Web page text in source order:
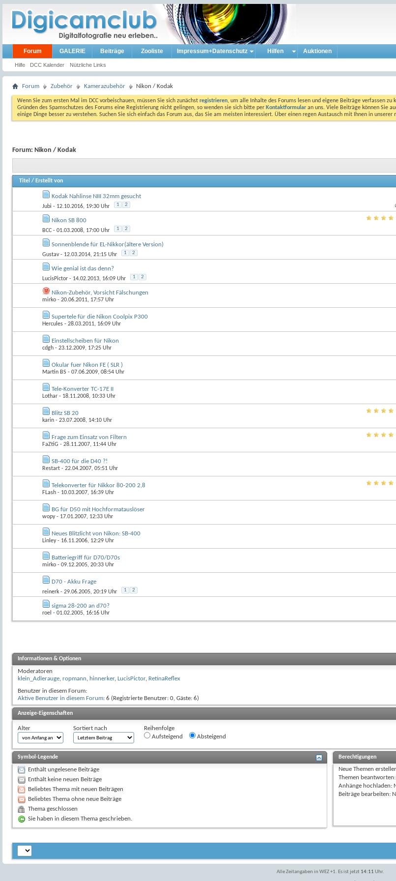
Forum
Hilfe DCC Kalender Nützliche Links
GALERIE Beiträge Zooliste Impressum+Datenschutz Hilfen Auktionen
Forum Zubehör Kamerazubehör Nikon / Kodak
Wenn Sie zum ersten Mal im DCC vorbeischauen, müssen Sie sich zunächst registrieren, um alle Inhalte des Forums lesen und eigene Beiträge verfassen
Gründen des Spamschutzes des Forums eine Registrierung nicht gelingen, so wenden sie sich bitte per Kontaktformular an uns. Viele Beiträge können Sie
einige Dinge besser zu verstehen. Suchen Sie sich einfach das Forum aus, das Sie am meisten interessiert. Über einen regen Austausch mit Ihnen in
Forum: Nikon / Kodak
Titel / Erstellt von
Kodak Nahlinse NIII 32mm gesucht
Jubi - 12.10.2016, 19:30 Uhr 1 2
Nikon SB 800
BCC - 01.03.2008, 17:00 Uhr 1 2
Sonnenblende für EL-Nikkor(ältere Version)
Gustav- 12.03.2014, 21:15 Uhr 1 2
Wie genial ist das denn?
LucisPictor - 14.02.2013, 16:09 Uhr 1 2
Nikon-Zubehör, Vorsicht Fälschungen
mirko - 20.06.2011, 17:57 Uhr
Supertele für die Nikon Coolpix P300
Hercules - 28.03.2011, 16:09 Uhr
Einstellscheiben für Nikon
cdgh - 23.12.2009, 17:25 Uhr
Okular fuer Nikon FE ( SLR )
Martin BS - 07.06.2009, 08:54 Uhr
Tele-Konverter TC-17E II
Lothar - 18.11.2008, 10:33 Uhr
Blitz SB 20
karin - 23.07.2008, 14:10 Uhr
Frage zum Einsatz von Filtern
FaZtiG - 28.11.2007, 11:44 Uhr
SB-400 für die D40 ?!
Restart - 22.04.2007, 05:51 Uhr
Telekonverter für Nikkor 80-200 2,8
FLash - 10.03.2007, 16:39 Uhr
BG für D50 mit Hochformatauslöser
wopy- 17.01.2007, 12:33 Uhr
Neues Blitzlicht von Nikon: SB-400
Linley- 16.11.2006, 12:29 Uhr
Batteriegriff für D70/D70s
mirko - 09.12.2005, 20:33 Uhr
D70 - Akku Frage
reinerk - 29.06.2005, 20:19 Uhr 1 2
sigma 28-200 an d70?
roel - 01.02.2005, 16:16 Uhr
Informationen & Optionen
Moderatoren
klein_Adlerauge, ropmann, hinnerker, LucisPictor, RetinaReflex
Benutzer in diesem Forum:
Aktive Benutzer in diesem Forum: 6 (Registrierte Benutzer: 0, Gäste: 6)
Anzeige-Eigenschaften
Alter Sortiert nach
Reihenfolge
Aufsteigend
Absteigend
Symbol-Legende
Enthält ungelesene Beiträge
Enthält keine neuen Beiträge
Beliebtes Thema mit neuen Beiträgen
Beliebtes Thema ohne neue Beiträge
Thema geschlossen
Sie haben in diesem Thema geschrieben.
Berechtigungen
Neue Themen
Themen beantworten:
Anhänge hochladen:
Beiträge bearbeiten:
Alle Zeitangaben in WEZ +1. Es ist jetzt 14:11 Uhr.